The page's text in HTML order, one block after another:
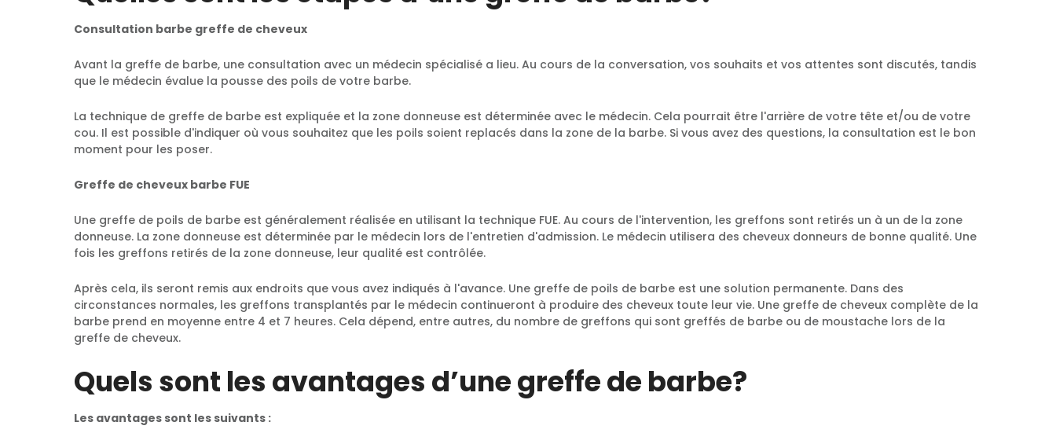
Consultation barbe greffe de cheveux
Avant la greffe de barbe, une consultation avec un médecin spécialisé a lieu. Au cours de la conversation, vos souhaits et vos attentes sont discutés, tandis
que le médecin évalue la pousse des poils de votre barbe.
La technique de greffe de barbe est expliquée et la zone donneuse est déterminée avec le médecin. Cela pourrait être l'arrière de votre tête et/ou de votre
cou. Il est possible d'indiquer où vous souhaitez que les poils soient replacés dans la zone de la barbe. Si vous avez des questions, la consultation est le bon
moment pour les poser.
Greffe de cheveux barbe FUE
Une greffe de poils de barbe est généralement réalisée en utilisant la technique FUE. Au cours de l'intervention, les greffons sont retirés un à un de la zone
donneuse. La zone donneuse est déterminée par le médecin lors de l'entretien d'admission. Le médecin utilisera des cheveux donneurs de bonne qualité. Une
fois les greffons retirés de la zone donneuse, leur qualité est contrôlée.
Après cela, ils seront remis aux endroits que vous avez indiqués à l'avance. Une greffe de poils de barbe est une solution permanente. Dans des
circonstances normales, les greffons transplantés par le médecin continueront à produire des cheveux toute leur vie. Une greffe de cheveux complète de la
barbe prend en moyenne entre 4 et 7 heures. Cela dépend, entre autres, du nombre de greffons qui sont greffés de barbe ou de moustache lors de la
greffe de cheveux.
Quels sont les avantages d’une greffe de barbe?
Les avantages sont les suivants :